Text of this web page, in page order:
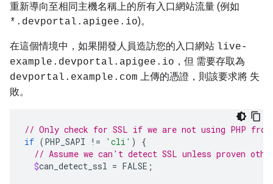
重新導向至相同主機名稱上的所有入口網站流量 (例如
*.devportal.apigee.io)。
在這個情境中，如果開發人員造訪您的入口網站 live-
example.devportal.apigee.io ，但 需要存取為
devportal.example.com 上傳的憑證，則該要求將 失
敗。
// Only check for SSL if we are not using PHP from
if (PHP_SAPI ! = 'cli' )
{
// Assume we can't detect SSL unless proven
$can_detect_ssl = FALSE ;